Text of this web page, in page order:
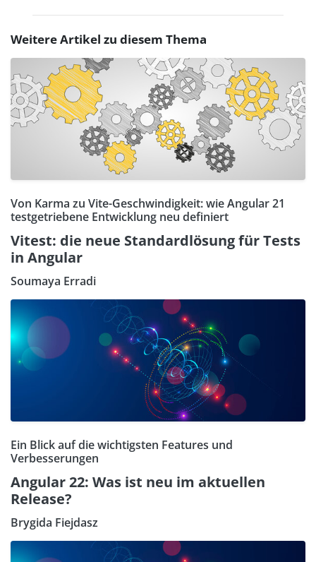
Weitere Artikel zu diesem Thema
Von Karma zu Vite-Geschwindigkeit: wie Angular 21
testgetriebene Entwicklung neu definiert
Vitest: die neue Standardlösung für Tests
in Angular
Soumaya Erradi
Ein Blick auf die wichtigsten Features und
Verbesserungen
Angular 22: Was ist neu im aktuellen
Release?
Brygida Fiejdasz